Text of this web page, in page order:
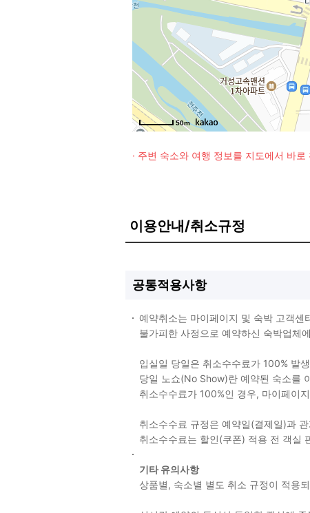
50m
· 주변 숙소와 여행 정보를 지도에서 바로
이용안내/취소규정
공통적용사항
예약취소는 마이페이지 및 숙박 고객센
불가피한 사정으로 예약하신 숙박업체
입실일 당일은 취소수수료가 100% 발
당일 노쇼(No Show)란 예약된 숙소를
취소수수료가 100%인 경우, 마이페이
취소수수료 규정은 예약일(결제일)과
취소수수료는 할인(쿠폰) 적용 전 객실
기타 유의사항
상품별, 숙소별 별도 취소 규정이 적용